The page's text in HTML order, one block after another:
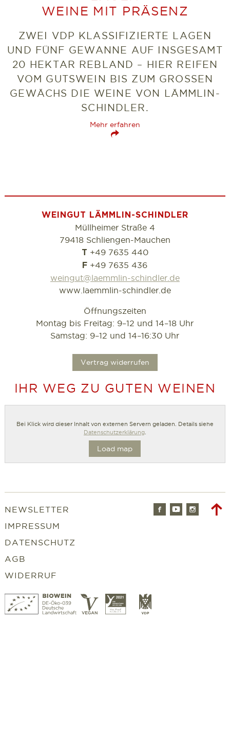
WEINE MIT PRÄSENZ
ZWEI VDP KLASSIFIZIERTE LAGEN
UND FÜNF GEWANNE AUF INSGESAMT
20 HEKTAR REBLAND – HIER REIFEN
VOM GUTSWEIN BIS ZUM GROSSEN G
EWÄCHS DIE WEINE VON LÄMMLIN-S
CHINDLER.
Mehr erfahren
WEINGUT LÄMMLIN-SCHINDLER
Müllheimer Straße 4
79418 Schliengen-Mauchen
T +49 7635 440
F +49 7635 436
weingut@laemmlin-schindler.de
www.laemmlin-schindler.de
Öffnungszeiten
Montag bis Freitag: 9–12 und 14–18 Uhr
Samstag: 9–12 und 14–16:30 Uhr
Vertrag widerrufen
IHR WEG ZU GUTEN WEINEN
Bei Klick wird dieser Inhalt von externen Servern geladen. Details siehe
Datenschutzerklärung.
Load map
NEWSLETTER
IMPRESSUM
DATENSCHUTZ
AGB
WIDERRUF
FacebookYoutube
Bio
Wein
Vegan Slowfood